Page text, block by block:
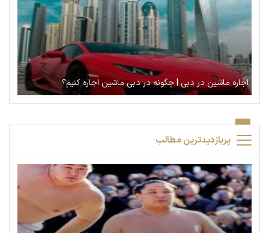
اجاره ماشین در دبی | چگونه در دبی ماشین اجاره کنیم؟
پربازدیدترین مطالب